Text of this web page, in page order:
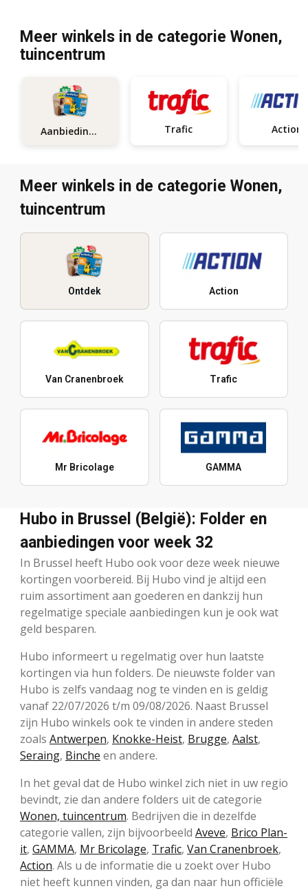
Meer winkels in de categorie Wonen,
tuincentrum
Aanbiedingen Trafic Action
Meer winkels in de categorie Wonen,
tuincentrum
Ontdek Action
Van Cranenbroek Trafic
Mr Bricolage GAMMA
Hubo in Brussel (België): Folder en
aanbiedingen voor week 32
In Brussel heeft Hubo ook voor deze week nieuwe
kortingen voorbereid. Bij Hubo vind je altijd een
ruim assortiment aan goederen en dankzij hun
regelmatige speciale aanbiedingen kun je ook wat
geld besparen.
Hubo informeert u regelmatig over hun laatste
kortingen via hun folders. De nieuwste folder van
Hubo is zelfs vandaag nog te vinden en is geldig
vanaf 22/07/2026 t/m 09/08/2026. Naast Brussel
zijn Hubo winkels ook te vinden in andere steden
zoals Antwerpen, Knokke-Heist, Brugge, Aalst,
Seraing, Binche en andere.
In het geval dat de Hubo winkel zich niet in uw regio
bevindt, zie dan andere folders uit de categorie
Wonen, tuincentrum. Bedrijven die in dezelfde
categorie vallen, zijn bijvoorbeeld Aveve, Brico Plan-
it, GAMMA, Mr Bricolage, Trafic, Van Cranenbroek,
Action. Als u de informatie die u zoekt over Hubo
niet heeft kunnen vinden, ga dan naar hun officiële